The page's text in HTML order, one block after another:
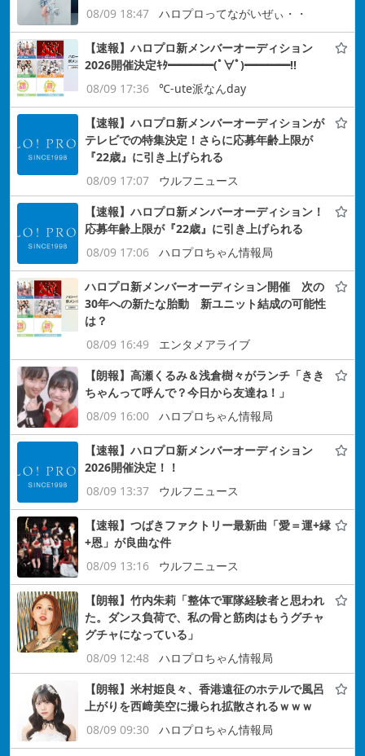
08/09 18:47
ハロプロってながいぜぃ・・
【速報】ハロプロ新メンバーオーディション
2026開催決定ｷﾀ━━━━(ﾟ∀ﾟ)━━━━!!
08/09 17:36
℃-ute派なんday
【速報】ハロプロ新メンバーオーディションが
テレビでの特集決定！さらに応募年齢上限が
『22歳』に引き上げられる
08/09 17:07
ウルフニュース
【速報】ハロプロ新メンバーオーディション！
応募年齢上限が『22歳』に引き上げられる
08/09 17:06
ハロプロちゃん情報局
ハロプロ新メンバーオーディション開催 次の
30年への新たな胎動 新ユニット結成の可能性
は？
08/09 16:49
エンタメアライブ
【朗報】高瀬くるみ＆浅倉樹々がランチ「きき
ちゃんって呼んで？今日から友達ね！」
08/09 16:00
ハロプロちゃん情報局
【速報】ハロプロ新メンバーオーディション
2026開催決定！！
08/09 13:37
ウルフニュース
【速報】つばきファクトリー最新曲「愛＝運+縁
+恩」が良曲な件
08/09 13:16
ウルフニュース
【朗報】竹内朱莉「整体で軍隊経験者と思われ
た。ダンス負荷で、私の骨と筋肉はもうグチャ
グチャになっている」
08/09 12:48
ハロプロちゃん情報局
【朗報】米村姫良々、香港遠征のホテルで風呂
上がりを西﨑美空に撮られ拡散されるｗｗｗ
08/09 09:30
ハロプロちゃん情報局